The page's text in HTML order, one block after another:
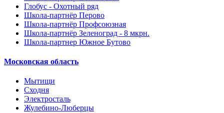
Глобус - Охотный ряд
Школа-партнёр Перово
Школа-партнёр Профсоюзная
Школа-партнёр Зеленоград - 8 мкрн.
Школа-партнер Южное Бутово
Московская область
Мытищи
Сходня
Электросталь
Жулебино-Люберцы